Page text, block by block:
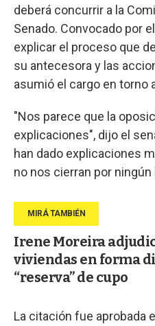
deberá concurrir a la
Senado. Convocado por
explicar el proceso que
su antecesora y las
asumió el cargo en torno
"Nos parece que la
explicaciones", dijo el
han dado explicaciones
no nos cierran por ningún
Irene Moreira
viviendas en forma
“reserva” de cupo
La citación fue aprobada